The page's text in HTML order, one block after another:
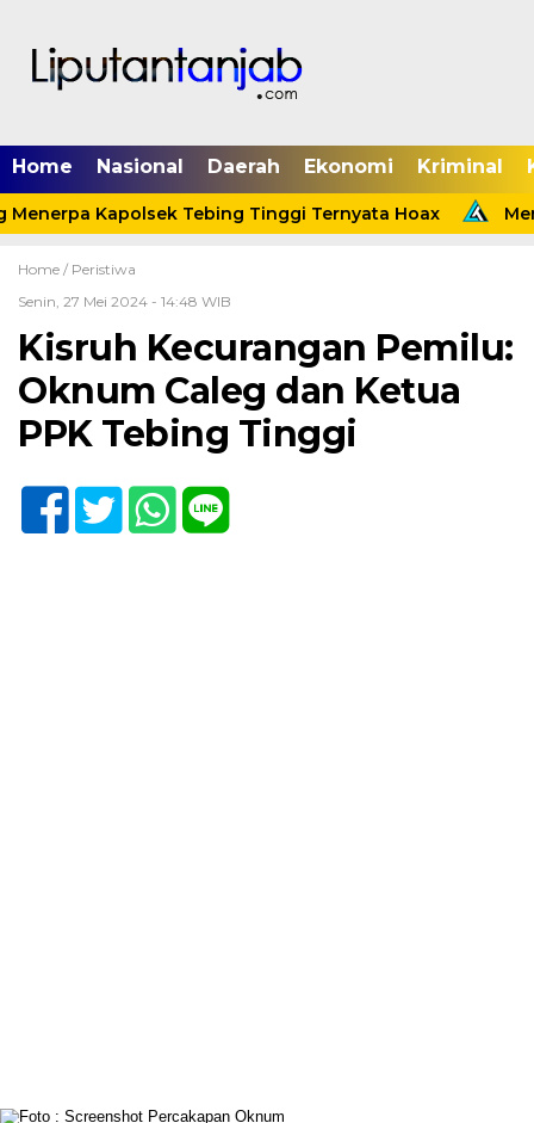
Home Nasional Daerah Ekonomi Kriminal
Kapolsek Tebing Tinggi Ternyata Hoax
Home / Peristiwa
Senin, 27 Mei 2024 - 14:48 WIB
Kisruh Kecurangan Pemilu:
Oknum Caleg dan Ketua
PPK Tebing Tinggi